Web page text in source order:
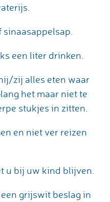
sinaasappelsap.
een liter drinken.
zij alles eten waar
het maar niet te
stukjes in zitten.
en niet ver reizen
u bij uw kind blijven.
grijswit beslag in